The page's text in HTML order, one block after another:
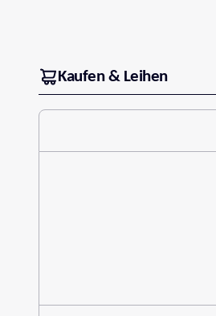
Kaufen & Leihen